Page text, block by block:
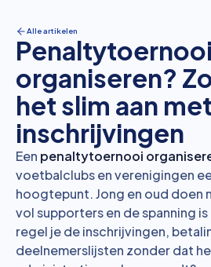
Alle artikelen
Penaltytoernooi
organiseren?
het slim aan
inschrijvingen
Een penaltytoernooi
voetbalclubs en verenigingen
hoogtepunt. Jong en oud doen
vol supporters en de spanning
regel je de inschrijvingen,
deelnemerslijsten zonder dat